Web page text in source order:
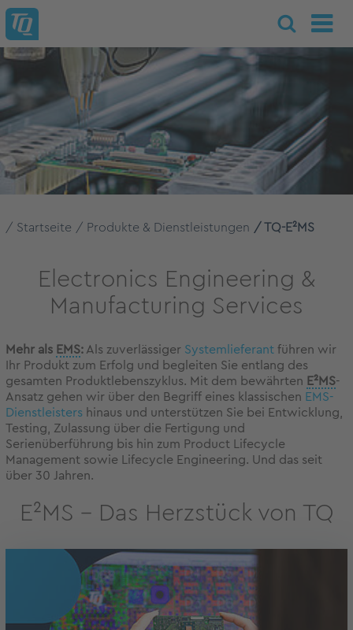
Startseite Produkte & Dienstleistungen TQ-E²MS
Electronics Engineering &
Manufacturing Services
Mehr als EMS: Als zuverlässiger Systemlieferant führen wir
Ihr Produkt zum Erfolg und begleiten Sie entlang des
gesamten Produktlebenszyklus. Mit dem bewährten E²MS-
Ansatz gehen wir über den Begriff eines klassischen EMS-
Dienstleisters hinaus und unterstützen Sie bei Entwicklung,
Testing, Zulassung über die Fertigung und
Serienüberführung bis hin zum Product Lifecycle
Management sowie Lifecycle Engineering. Und das seit
über 30 Jahren.
E²MS – Das Herzstück von TQ